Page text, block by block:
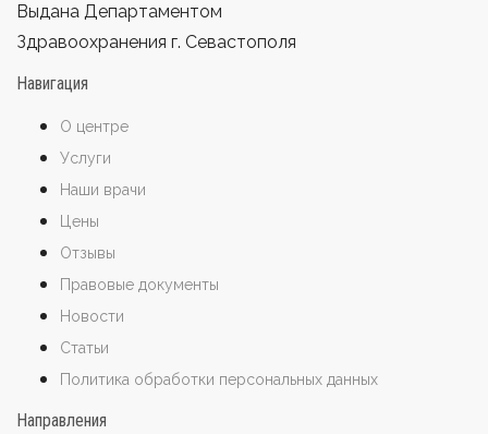
Выдана Департаментом
Здравоохранения г. Севастополя
Навигация
О центре
Услуги
Наши врачи
Цены
Отзывы
Правовые документы
Новости
Статьи
Политика обработки персональных данных
Направления